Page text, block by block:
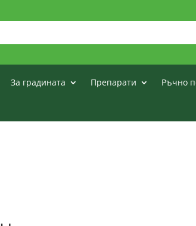
За градината Препарати Ръчно